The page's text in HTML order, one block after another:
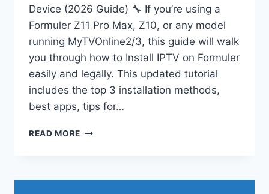
Device (2026 Guide) 🔧 If you’re using a
Formuler Z11 Pro Max, Z10, or any model
running MyTVOnline2/3, this guide will walk
you through how to Install IPTV on Formuler
easily and legally. This updated tutorial
includes the top 3 installation methods,
best apps, tips for…
READ MORE